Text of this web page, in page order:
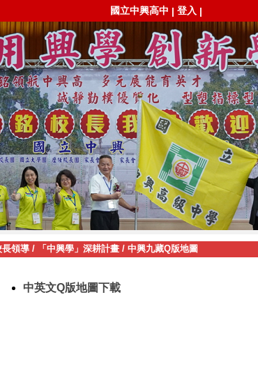
國立中興高中 | 登入 |
長領導/ 「中興學」深耕計畫/ 中興九藏Q版地圖
中英文Q版地圖下載